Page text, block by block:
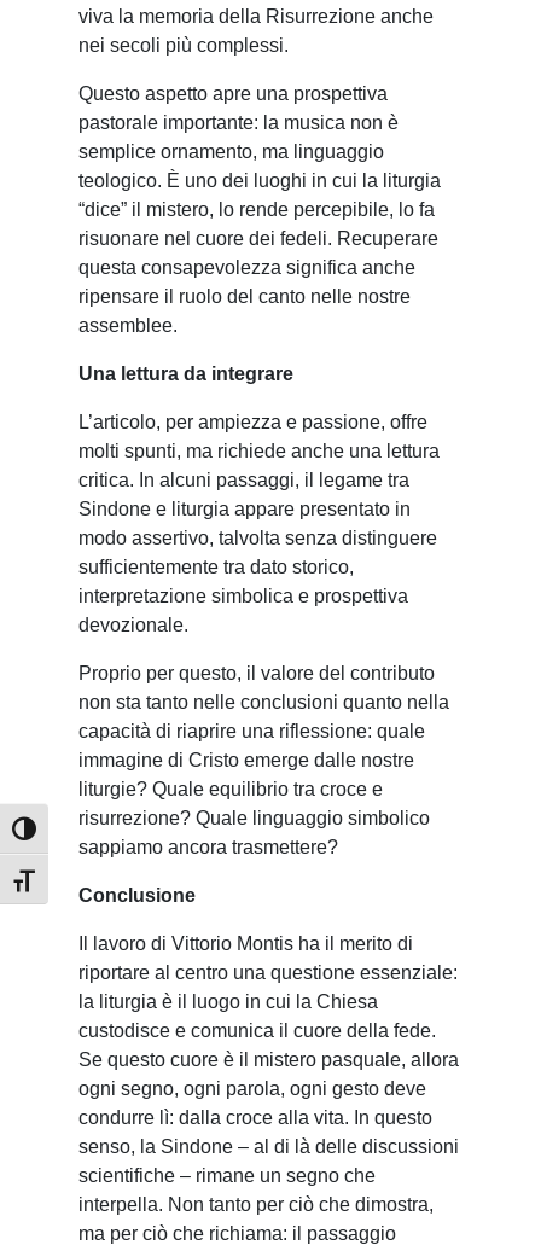
Attiva/disattiva alto contrasto
Attiva/disattiva dimensione testo
viva la memoria della Risurrezione anche
nei secoli più complessi.
Questo aspetto apre una prospettiva
pastorale importante: la musica non è
semplice ornamento, ma linguaggio
teologico. È uno dei luoghi in cui la liturgia
“dice” il mistero, lo rende percepibile, lo fa
risuonare nel cuore dei fedeli. Recuperare
questa consapevolezza significa anche
ripensare il ruolo del canto nelle nostre
assemblee.
Una lettura da integrare
L’articolo, per ampiezza e passione, offre
molti spunti, ma richiede anche una lettura
critica. In alcuni passaggi, il legame tra
Sindone e liturgia appare presentato in
modo assertivo, talvolta senza distinguere
sufficientemente tra dato storico,
interpretazione simbolica e prospettiva
devozionale.
Proprio per questo, il valore del contributo
non sta tanto nelle conclusioni quanto nella
capacità di riaprire una riflessione: quale
immagine di Cristo emerge dalle nostre
liturgie? Quale equilibrio tra croce e
risurrezione? Quale linguaggio simbolico
sappiamo ancora trasmettere?
Conclusione
Il lavoro di Vittorio Montis ha il merito di
riportare al centro una questione essenziale:
la liturgia è il luogo in cui la Chiesa
custodisce e comunica il cuore della fede.
Se questo cuore è il mistero pasquale, allora
ogni segno, ogni parola, ogni gesto deve
condurre lì: dalla croce alla vita. In questo
senso, la Sindone – al di là delle discussioni
scientifiche – rimane un segno che
interpella. Non tanto per ciò che dimostra,
ma per ciò che richiama: il passaggio